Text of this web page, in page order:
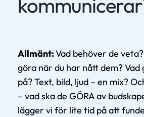
Allmänt:Vad behöver de
göra när du har nått dem? Vad
på? Text, bild, ljud – en mix?
– vad ska de GÖRA av
lägger vi för lite tid på att